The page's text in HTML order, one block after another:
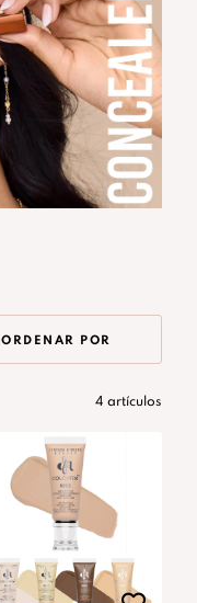
ORDENAR POR
4 artículos